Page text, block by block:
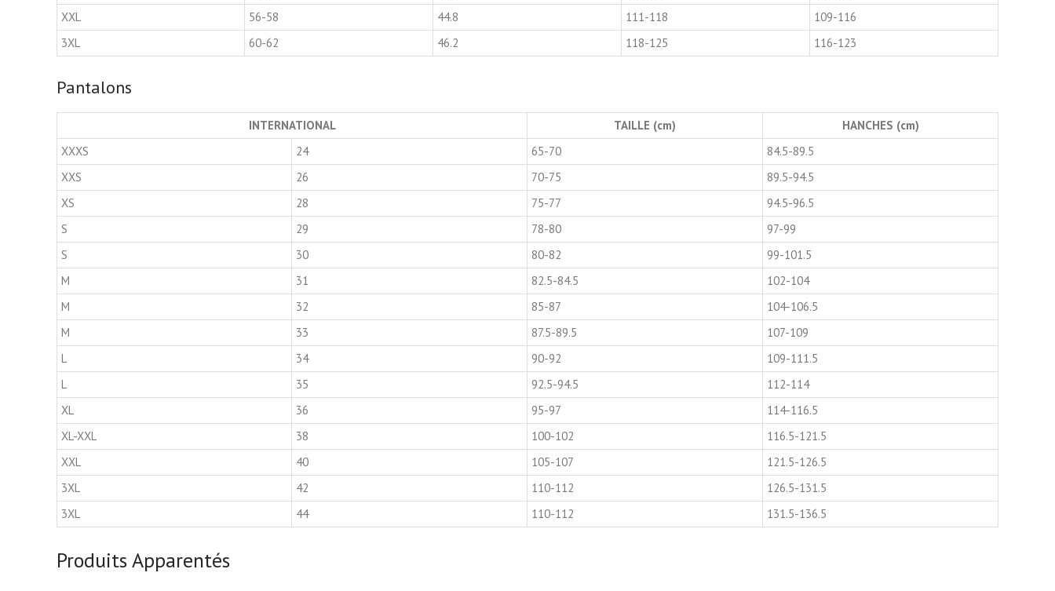
XXL
56-58 44.8 111-118
109-116
3XL
60-62 46.2 118-125 116-123
Pantalons
INTERNATIONAL TAILLE (cm)
HANCHES (cm)
XXXS
24 65-70
84.5-89.5
XXS
26 70-75
89.5-94.5
XS
28 75-77
94.5-96.5
S
29 78-80
97-99
S
30 80-82
99-101.5
M
31 82.5-84.5
102-104
M
32 85-87
104-106.5
M
33 87.5-89.5
107-109
L
34 90-92
109-111.5
L
35 92.5-94.5
112-114
XL
36 95-97
114-116.5
XL-XXL
38 100-102
116.5-121.5
XXL
40 105-107
121.5-126.5
3XL
42 110-112
126.5-131.5
3XL
44 110-112 131.5-136.5
Produits Apparentés